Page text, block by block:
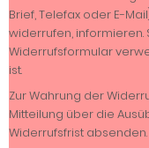
Brief, Telefax oder E-
widerrufen,
Widerrufsformular
ist.
Zur Wahrung der
Mitteilung über die
Widerrufsfrist absenden.